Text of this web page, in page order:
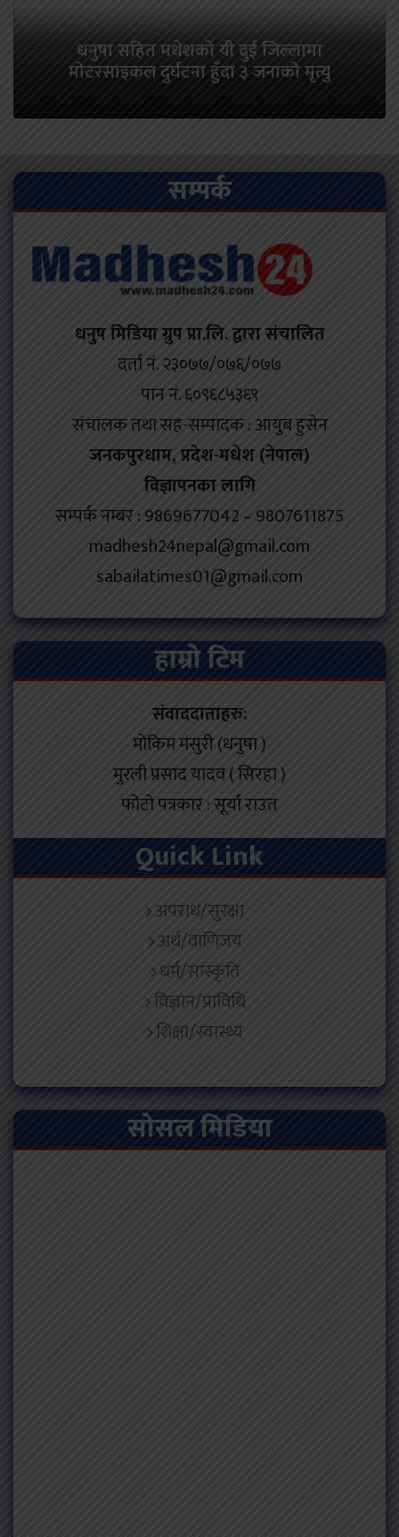
धनुषा सहित मधेशको यी दुई जिल्लामा
मोटरसाइकल दुर्घटना हुँदा ३ जनाको मृत्यु
सम्पर्क
धनुष मिडिया ग्रुप प्रा.लि. द्वारा संचालित
दर्ता नं. २३०७७/०७६/०७७
पान नं. ६०९६८५३६९
संचालक तथा सह-सम्पादक : आयुब हुसेन
जनकपुरधाम, प्रदेश-मधेश (नेपाल)
विज्ञापनका लागि
सम्पर्क नम्बर : 9869677042 – 9807611875
madhesh24nepal@gmail.com
sabailatimes01@gmail.com
हाम्रो टिम
संवाददाताहरु:
मोकिम मंसुरी (धनुषा )
मुरली प्रसाद यादव ( सिरहा )
फोटो पत्रकार : सूर्या राउत
Quick Link
अपराध/सुरक्षा
अर्थ/वाणिजय
धर्म/सांस्कृति
विज्ञान/प्राविधि
शिक्षा/स्वास्थ्य
सोसल मिडिया